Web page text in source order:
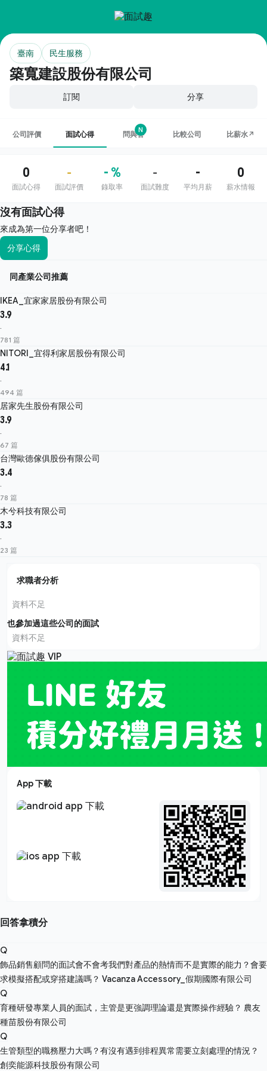
築寬建設股份有限公司
臺南 民生服務
訂閱 分享
公司評價 面試心得 問與答
N
比較公司 比薪水↗
0
面試心得
-
面試評價
- %
錄取率
-
面試難度
-
平均月薪
0
薪水情報
沒有面試心得
來成為第一位分享者吧！
分享心得
同產業公司推薦
IKEA_宜家家居股份有限公司
3.9
·
781 篇
NITORI_宜得利家居股份有限公司
4.1
·
494 篇
居家先生股份有限公司
3.9
·
67 篇
台灣歐德傢俱股份有限公司
3.4
·
78 篇
木兮科技有限公司
3.3
·
23 篇
求職者分析
資料不足
也參加過這些公司的面試
資料不足
App 下載
回答拿積分
Q
飾品銷售顧問的面試會不會考我們對產品的熱情而不是實際的能力？會要
求模擬搭配或穿搭建議嗎？ Vacanza Accessory_假期國際有限公司
Q
育種研發專業人員的面試，主管是更強調理論還是實際操作經驗？ 農友
種苗股份有限公司
Q
生管類型的職務壓力大嗎？有沒有遇到排程異常需要立刻處理的情況？
創奕能源科技股份有限公司